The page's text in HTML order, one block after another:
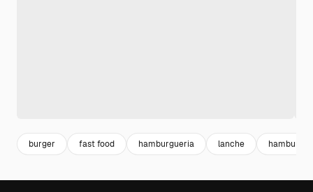
burger fast food hamburgueria lanche hamburger